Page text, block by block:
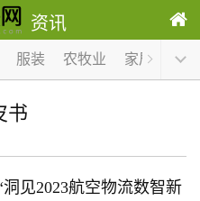
资讯
服装 农牧业 家居 医疗
书
见2023航空物流数智新